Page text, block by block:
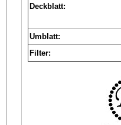
Deckblatt:
Umblatt:
Filter: